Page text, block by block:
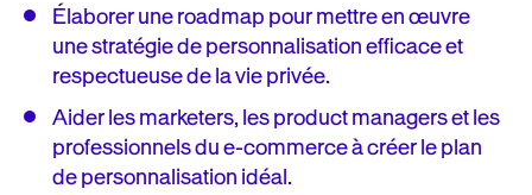
Élaborer une roadmap pour mettre en œuvre
une stratégie de personnalisation efficace et
respectueuse de la vie privée.
Aider les marketers, les product managers et les
professionnels du e-commerce à créer le plan
de personnalisation idéal.